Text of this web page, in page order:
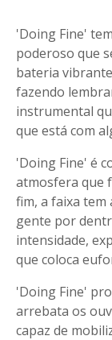
'Doing Fine'
poderoso que
bateria
fazendo
instrumental
que está com
'Doing Fine' é
atmosfera que
fim, a faixa tem
gente por
intensidade,
que coloca
'Doing Fine'
arrebata os
capaz de